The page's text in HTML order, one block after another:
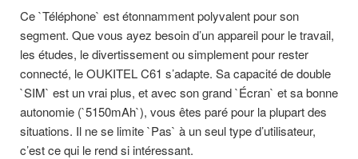
Ce `Téléphone` est étonnamment polyvalent pour son
segment. Que vous ayez besoin d’un appareil pour le travail,
les études, le divertissement ou simplement pour rester
connecté, le OUKITEL C61 s’adapte. Sa capacité de double
`SIM` est un vrai plus, et avec son grand `Écran` et sa bonne
autonomie (`5150mAh`), vous êtes paré pour la plupart des
situations. Il ne se limite `Pas` à un seul type d’utilisateur,
c’est ce qui le rend si intéressant.